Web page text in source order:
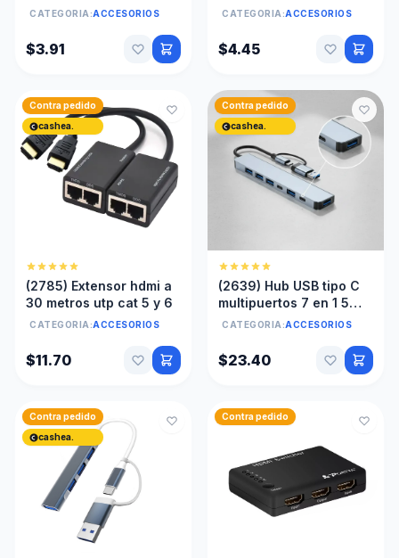
/ USB
CATEGORIA:ACCESORIOS
$3.91
cargador de laptop 3
CATEGORIA:ACCESORIOS
$4.45
Contra pedido
cashea.
(2785) Extensor hdmi a
30 metros utp cat 5 y 6
CATEGORIA:ACCESORIOS
$11.70
Contra pedido
cashea.
(2639) Hub USB tipo C
multipuertos 7 en 1 5
puertos USB 3.0 2 tipo C
CATEGORIA:ACCESORIOS
$23.40
Contra pedido
cashea.
Contra pedido